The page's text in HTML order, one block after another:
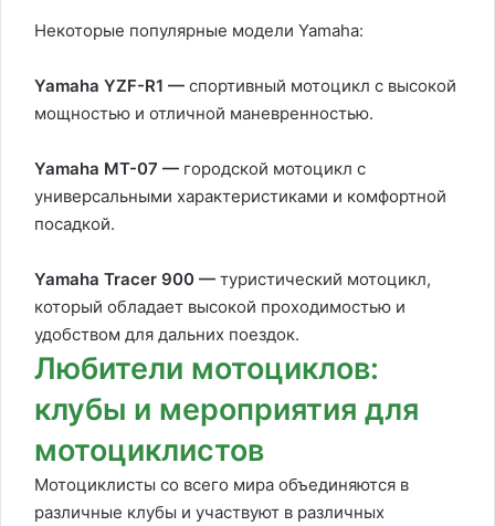
Некоторые популярные модели Yamaha:
Yamaha YZF-R1 — спортивный мотоцикл с высокой
мощностью и отличной маневренностью.
Yamaha MT-07 — городской мотоцикл с
универсальными характеристиками и комфортной
посадкой.
Yamaha Tracer 900 — туристический мотоцикл,
который обладает высокой проходимостью и
удобством для дальних поездок.
Любители мотоциклов:
клубы и мероприятия для
мотоциклистов
Мотоциклисты со всего мира объединяются в
различные клубы и участвуют в различных